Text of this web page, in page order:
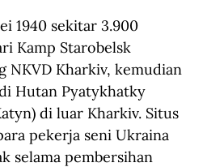
1940 sekitar 3.900
Kamp Starobelsk
NKVD Kharkiv, kemudian
Hutan Pyatykhatky
di luar Kharkiv. Situs
pekerja seni Ukraina
selama pembersihan